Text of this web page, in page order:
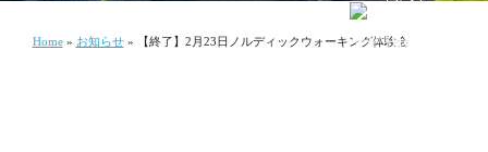
Home» お知らせ» 【終了】2月23日ノルディックウォーキング体験会